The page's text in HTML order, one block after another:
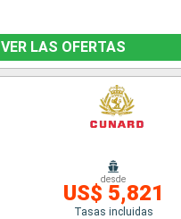
VER LAS OFERTAS
desde
US$ 5,821
Tasas incluidas